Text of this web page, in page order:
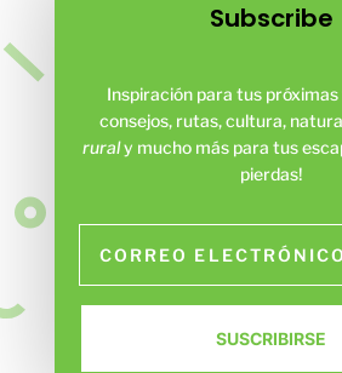
Subscribe
Inspiración para tus
consejos, rutas, cultura,
ruraly mucho más para tus
pierdas!
SUSCRIBIRSE